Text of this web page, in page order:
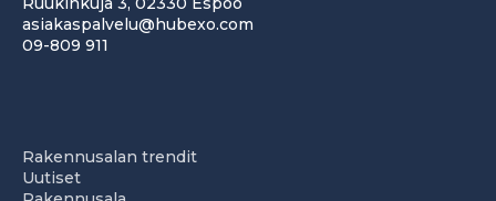
asiakaspalvelu@hubexo.com
09-809 911
Rakennusalan trendit
Uutiset